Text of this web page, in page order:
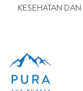
KESEHATAN